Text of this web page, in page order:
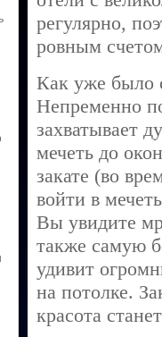
регулярно,
ровным
Как уже было
Непременно
захватывает
мечеть до
закате (во
войти в
Вы увидите
также самую
удивит
на потолке.
красота